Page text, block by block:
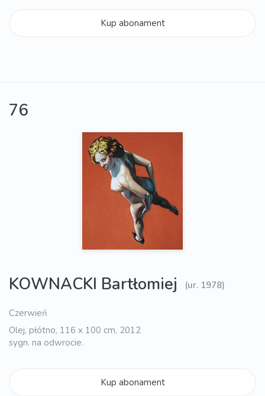
Kup abonament
76
KOWNACKI Bartłomiej (ur. 1978)
Czerwień
Olej, płótno, 116 x 100 cm, 2012
sygn. na odwrocie.
Kup abonament